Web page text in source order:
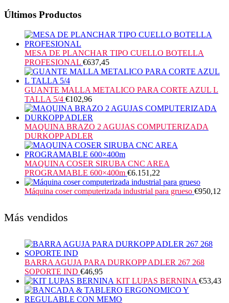
Últimos Productos
MESA DE PLANCHAR TIPO CUELLO BOTELLA
PROFESIONAL €637,45
GUANTE MALLA METALICO PARA CORTE AZUL L
TALLA 5/4 €102,96
MAQUINA BRAZO 2 AGUJAS COMPUTERIZADA
DURKOPP ADLER
MAQUINA COSER SIRUBA CNC AREA
PROGRAMABLE 600×400m €6.151,22
Máquina coser computerizada industrial para grueso €950,12
Más vendidos
BARRA AGUJA PARA DURKOPP ADLER 267 268
SOPORTE IND €46,95
KIT LUPAS BERNINA €53,43